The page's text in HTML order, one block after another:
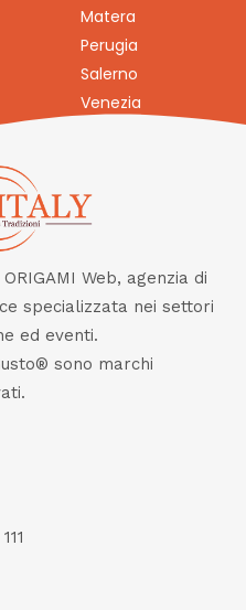
Matera
Perugia
Salerno
Venezia
Web, agenzia di
specializzata nei settori
ed eventi.
sono marchi